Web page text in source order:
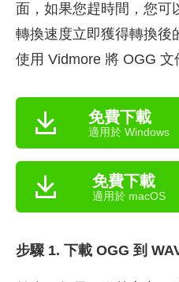
面，如果您趕時間，您可
轉換速度立即獲得轉換後
使用 Vidmore 將 OGG 文
免費下載
適用於 Windows
免費下載
適用於 macOS
步驟 1. 下載 OGG 到